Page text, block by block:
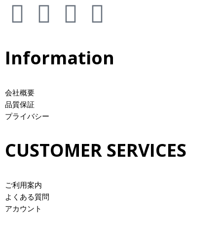
Information
会社概要
品質保証
プライバシー
CUSTOMER SERVICES
ご利用案内
よくある質問
アカウント